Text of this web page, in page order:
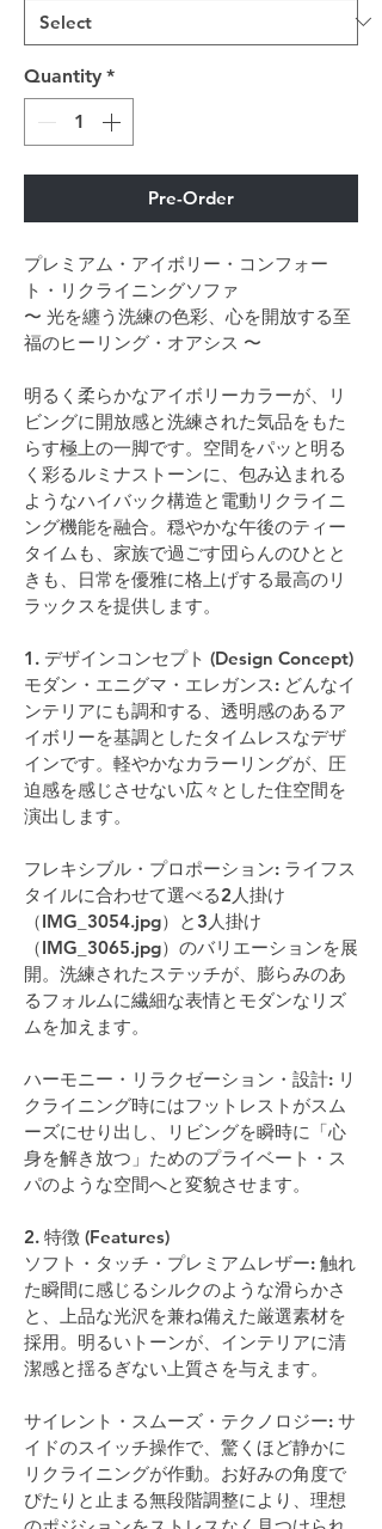
Quantity *
Pre-Order
プレミアム・アイボリー・コンフォー
ト・リクライニングソファ
〜 光を纏う洗練の色彩、心を開放する至
福のヒーリング・オアシス 〜
明るく柔らかなアイボリーカラーが、リ
ビングに開放感と洗練された気品をもた
らす極上の一脚です。空間をパッと明る
く彩るルミナストーンに、包み込まれる
ようなハイバック構造と電動リクライニ
ング機能を融合。穏やかな午後のティー
タイムも、家族で過ごす団らんのひとと
きも、日常を優雅に格上げする最高のリ
ラックスを提供します。
1. デザインコンセプト (Design Concept)
モダン・エニグマ・エレガンス: どんなイ
ンテリアにも調和する、透明感のあるア
イボリーを基調としたタイムレスなデザ
インです。軽やかなカラーリングが、圧
迫感を感じさせない広々とした住空間を
演出します。
フレキシブル・プロポーション: ライフス
タイルに合わせて選べる2人掛け
（IMG_3054.jpg）と3人掛け
（IMG_3065.jpg）のバリエーションを展
開。洗練されたステッチが、膨らみのあ
るフォルムに繊細な表情とモダンなリズ
ムを加えます。
ハーモニー・リラクゼーション・設計: リ
クライニング時にはフットレストがスム
ーズにせり出し、リビングを瞬時に「心
身を解き放つ」ためのプライベート・ス
パのような空間へと変貌させます。
2. 特徴 (Features)
ソフト・タッチ・プレミアムレザー: 触れ
た瞬間に感じるシルクのような滑らかさ
と、上品な光沢を兼ね備えた厳選素材を
採用。明るいトーンが、インテリアに清
潔感と揺るぎない上質さを与えます。
サイレント・スムーズ・テクノロジー: サ
イドのスイッチ操作で、驚くほど静かに
リクライニングが作動。お好みの角度で
ぴたりと止まる無段階調整により、理想